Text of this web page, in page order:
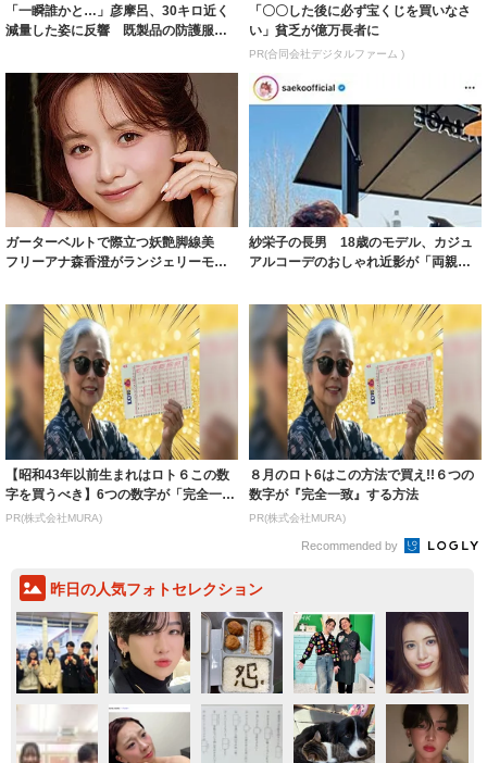
「一瞬誰かと…」彦摩呂、30キロ近く
減量した姿に反響 既製品の防護服が
「〇〇した後に必ず宝くじを買いなさ
い」貧乏が億万長者に
PR(合同会社デジタルファーム )
ガーターベルトで際立つ妖艶脚線美
フリーアナ森香澄がランジェリーモデ
紗栄子の長男 18歳のモデル、カジュ
アルコーデのおしゃれ近影が「両親の
【昭和43年以前生まれはロト６この数
字を買うべき】6つの数字が「完全一
致」する方...
PR(株式会社MURA)
８月のロト6はこの方法で買え!!６つの
数字が『完全一致』する方法
PR(株式会社MURA)
Recommended by
昨日の人気フォトセレクション